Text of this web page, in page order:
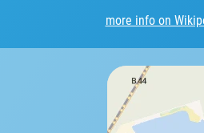
more info on